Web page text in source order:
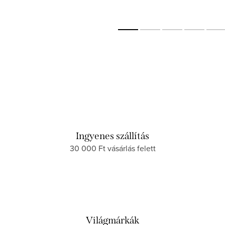
Ingyenes szállítás
30 000 Ft vásárlás felett
Világmárkák